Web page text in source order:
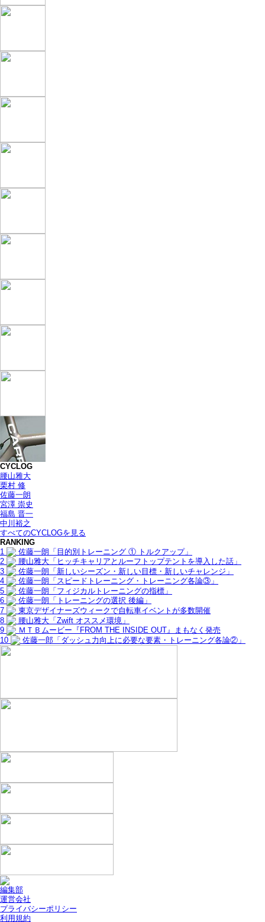
CYCLOG
腰山雅大
栗村 修
佐藤一朗
宮澤 崇史
福島 晋一
中川裕之
すべてのCYCLOGを見る
RANKING
1
佐藤一朗「目的別トレーニング ① トルクアップ」
2
腰山雅大「ヒッチキャリアとルーフトップテントを導入した話」
3
佐藤一朗「新しいシーズン・新しい目標・新しいチャレンジ」
4
佐藤一朗「スピードトレーニング・トレーニング各論③」
5
佐藤一朗「フィジカルトレーニングの指標」
6
佐藤一朗「トレーニングの選択 後編」
7
東京デザイナーズウィークで自転車イベントが多数開催
8
腰山雅大「Zwift オススメ環境」
9
ＭＴＢムービー『FROM THE INSIDE OUT』まもなく発売
10
佐藤一郎「ダッシュ力向上に必要な要素・トレーニング各論②」
編集部
運営会社
プライバシーポリシー
利用規約